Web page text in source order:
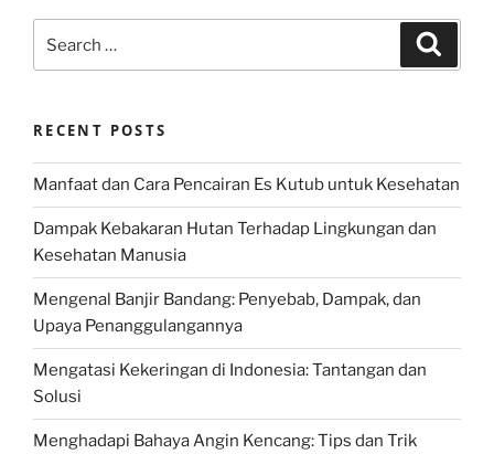
for:
RECENT POSTS
Manfaat dan Cara Pencairan Es Kutub untuk Kesehatan
Dampak Kebakaran Hutan Terhadap Lingkungan dan
Kesehatan Manusia
Mengenal Banjir Bandang: Penyebab, Dampak, dan
Upaya Penanggulangannya
Mengatasi Kekeringan di Indonesia: Tantangan dan
Solusi
Menghadapi Bahaya Angin Kencang: Tips dan Trik